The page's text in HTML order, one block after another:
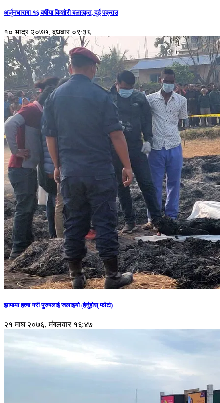
अर्जुनधारामा १६ वर्षीया किशोरी बलात्कृत, दुई पक्राउ
१० भाद्र २०७७, बुधबार ०९:३६
झापामा हत्या गरी पुरुषलाई जलाइयो (हेर्नुहाेस् फाेटाे)
२१ माघ २०७६, मंगलवार १६:४७